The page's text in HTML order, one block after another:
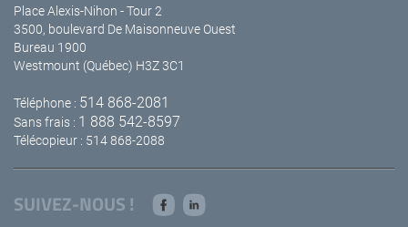
Place Alexis-Nihon - Tour 2
3500, boulevard De Maisonneuve Ouest
Bureau 1900
Westmount (Québec) H3Z 3C1
Téléphone : 514 868-2081
Sans frais : 1 888 542-8597
Télécopieur : 514 868-2088
SUIVEZ-NOUS !